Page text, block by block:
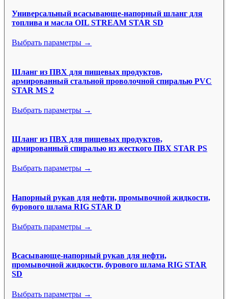
Универсальный всасывающе-напорный шланг для
топлива и масла OIL STREAM STAR SD
Выбрать параметры →
Шланг из ПВХ для пищевых продуктов,
армированный стальной проволочной спиралью PVC
STAR MS 2
Выбрать параметры →
Шланг из ПВХ для пищевых продуктов,
армированный спиралью из жесткого ПВХ STAR PS
Выбрать параметры →
Напорный рукав для нефти, промывочной жидкости,
бурового шлама RIG STAR D
Выбрать параметры →
Всасывающе-напорный рукав для нефти,
промывочной жидкости, бурового шлама RIG STAR
SD
Выбрать параметры →